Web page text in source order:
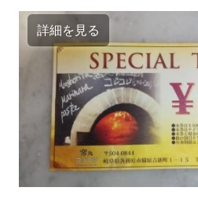
詳細を見る